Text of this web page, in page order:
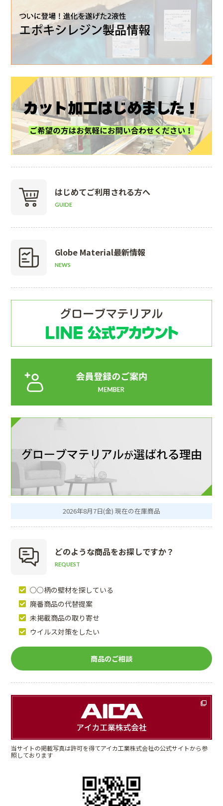
はじめてご利用される方へ
GUIDE
Globe Material最新情報
NEWS
2026年8月7日(金) 現在の在庫商品
どのような商品をお探しですか？
REQUEST
○○柄の壁材を探している
廃番商品の代替提案
未掲載商品の取り寄せ
ウイルス対策をしたい
商品のご相談
当サイトの掲載写真は許可を得てアイカ工業株式会社の公式サイトから参
照しております